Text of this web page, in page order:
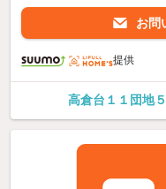
お問
提供
高倉台１１団地